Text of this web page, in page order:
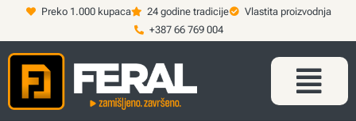
Preko 1.000 kupaca 24 godine tradicije
Vlastita proizvodnja
+387 66 769 004